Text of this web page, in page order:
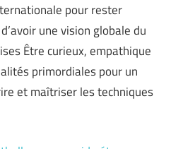
pour rester
une vision globale du
Être curieux, empathique
primordiales pour un
et maîtriser les techniques